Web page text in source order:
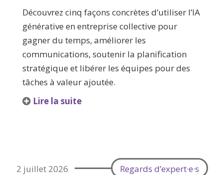
Découvrez cinq façons concrètes d’utiliser l’IA
générative en entreprise collective pour
gagner du temps, améliorer les
communications, soutenir la planification
stratégique et libérer les équipes pour des
tâches à valeur ajoutée.
Lire la suite
Regards d’expert·e·s
2 juillet 2026